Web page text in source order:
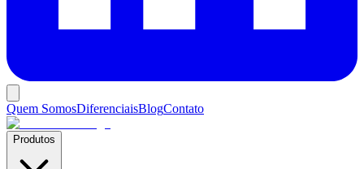
Quem SomosDiferenciaisBlogContato
Produtos